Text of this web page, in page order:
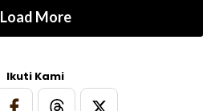
Load More
Ikuti Kami